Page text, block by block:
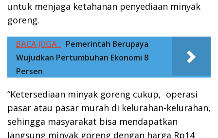
untuk menjaga ketahanan penyediaan minyak
goreng.
BACA JUGA : Pemerintah Berupaya
Wujudkan Pertumbuhan Ekonomi 8
Persen
“Ketersediaan minyak goreng cukup, operasi
pasar atau pasar murah di kelurahan-kelurahan,
sehingga masyarakat bisa mendapatkan
langsung minyak goreng dengan harga Rp14